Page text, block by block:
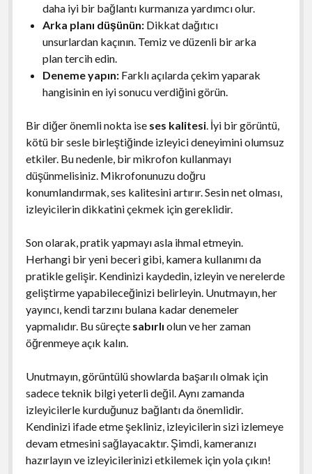
daha iyi bir bağlantı kurmanıza yardımcı olur.
Arka planı düşünün:Dikkat dağıtıcı
unsurlardan kaçının. Temiz ve düzenli bir arka
plan tercih edin.
Deneme yapın:Farklı açılarda çekim yaparak
hangisinin en iyi sonucu verdiğini görün.
Bir diğer önemli nokta ise ses kalitesi. İyi bir görüntü,
kötü bir sesle birleştiğinde izleyici deneyimini olumsuz
etkiler. Bu nedenle, bir mikrofon kullanmayı
düşünmelisiniz. Mikrofonunuzu doğru
konumlandırmak, ses kalitesini artırır. Sesin net olması,
izleyicilerin dikkatini çekmek için gereklidir.
Son olarak, pratik yapmayı asla ihmal etmeyin.
Herhangi bir yeni beceri gibi, kamera kullanımı da
pratikle gelişir. Kendinizi kaydedin, izleyin ve nerelerde
geliştirme yapabileceğinizi belirleyin. Unutmayın, her
yayıncı, kendi tarzını bulana kadar denemeler
yapmalıdır. Bu süreçte sabırlı olun ve her zaman
öğrenmeye açık kalın.
Unutmayın, görüntülü showlarda başarılı olmak için
sadece teknik bilgi yeterli değil. Aynı zamanda
izleyicilerle kurduğunuz bağlantı da önemlidir.
Kendinizi ifade etme şekliniz, izleyicilerin sizi izlemeye
devam etmesini sağlayacaktır. Şimdi, kameranızı
hazırlayın ve izleyicilerinizi etkilemek için yola çıkın!